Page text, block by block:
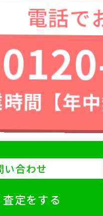
電話で
間【年
い合わせ
定をする